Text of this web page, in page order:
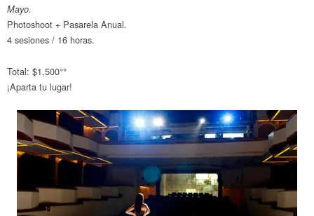
Mayo.
Photoshoot + Pasarela Anual.
4 sesiones / 16 horas.
Total: $1,500°°
¡Aparta tu lugar!